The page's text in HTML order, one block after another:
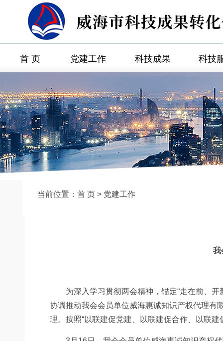
首 页 党建工作 科技成果 科技
当前位置： 首 页 > 党建工作
我
为深入学习贯彻两会精神，锚定“走在前、开
协调推动我会会员单位威海惠诚知识产权代理有
理。按照“以联建促党建、以联建促合作、以联